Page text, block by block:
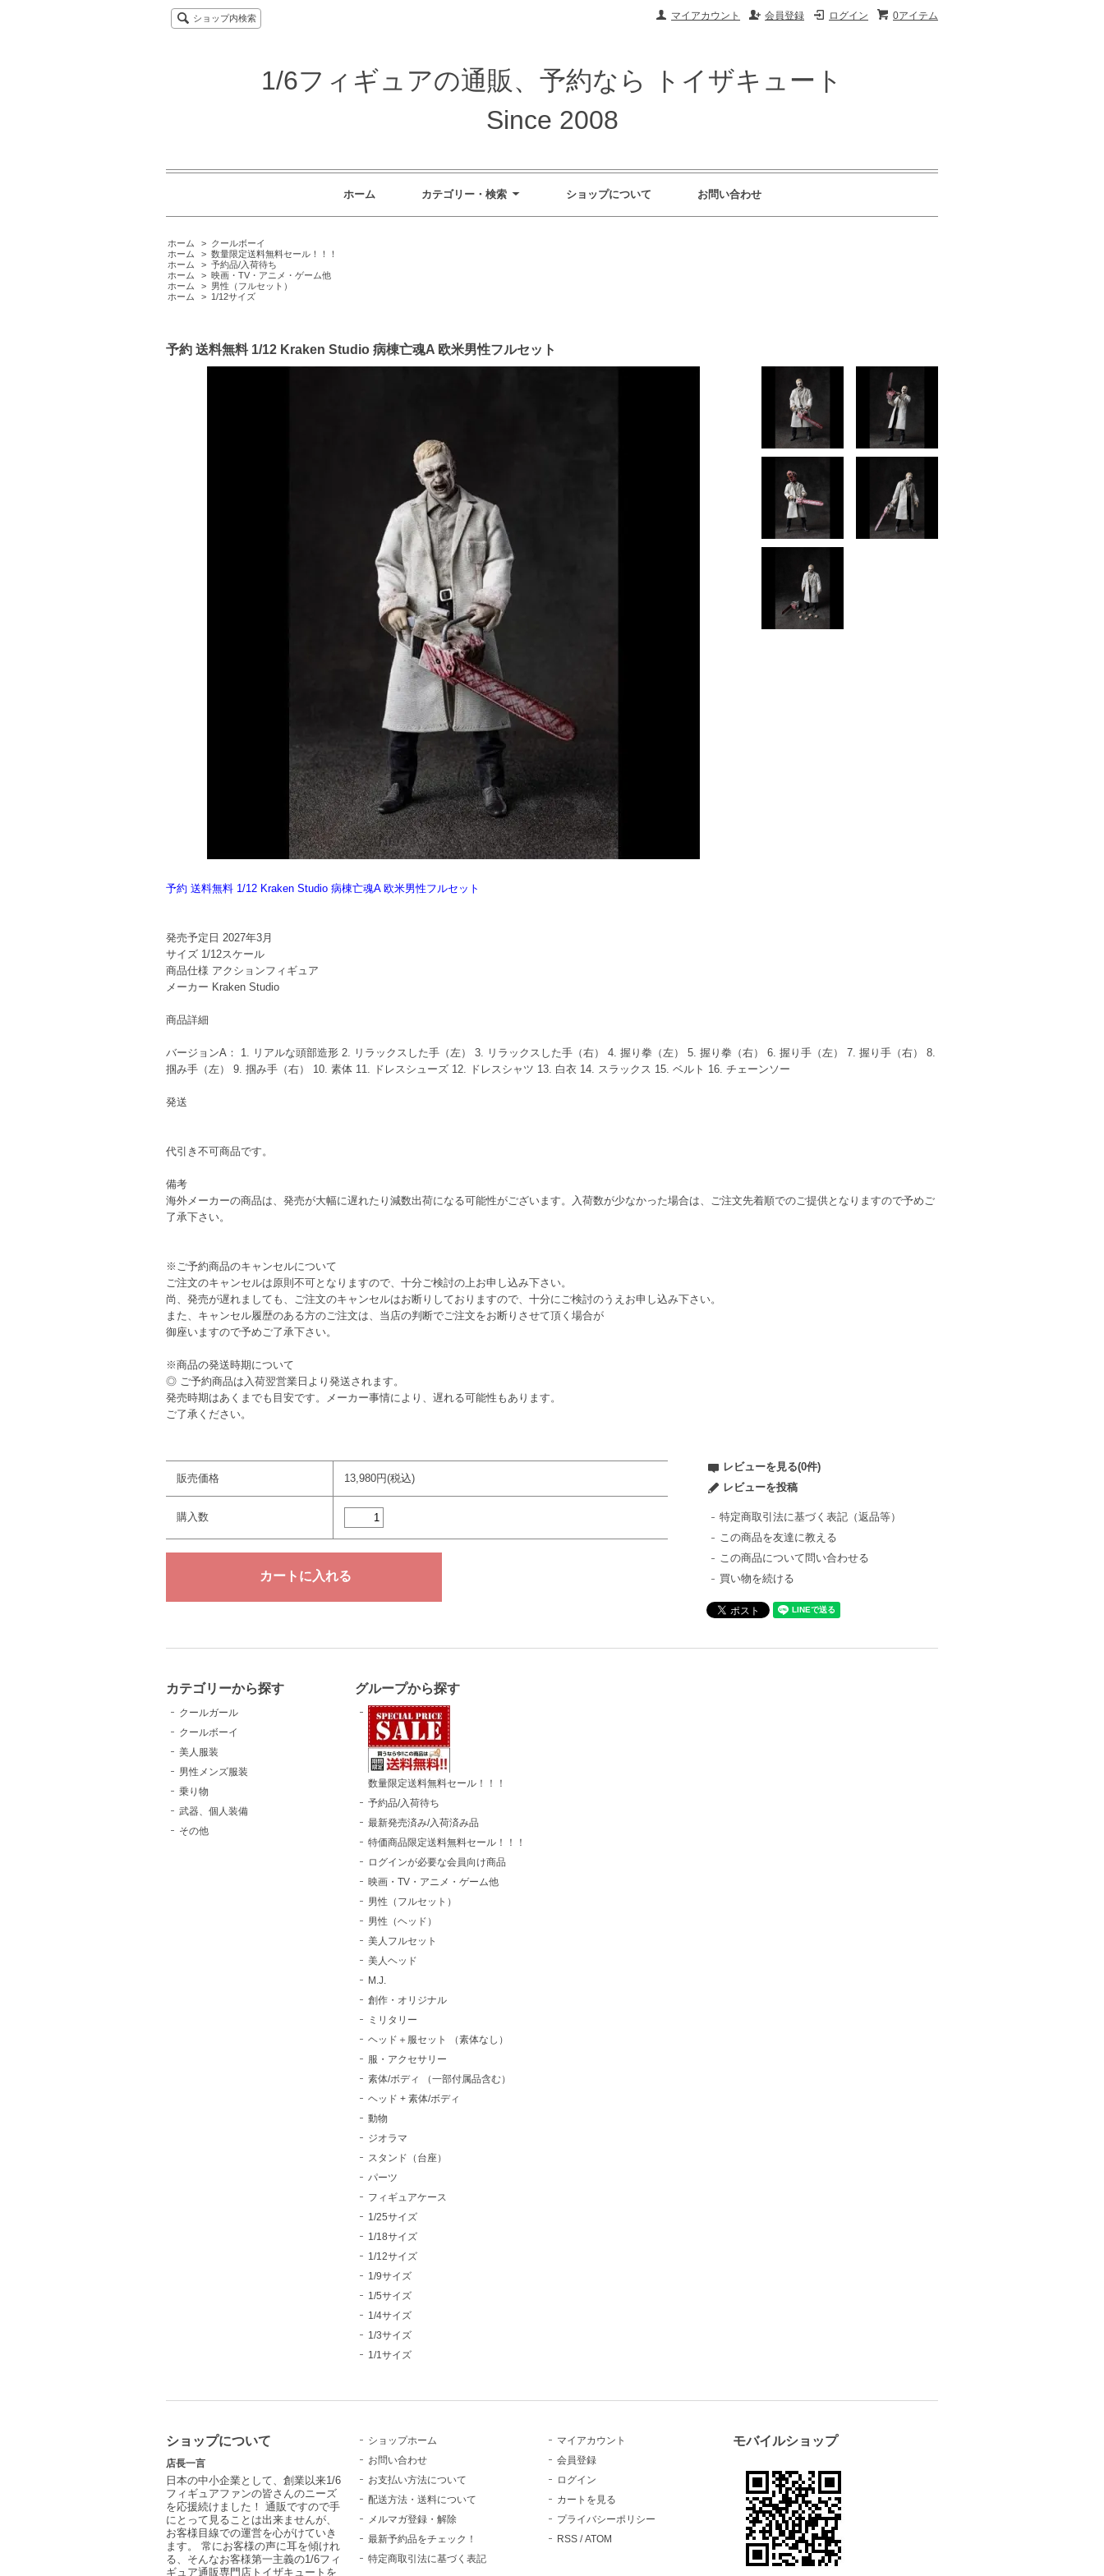
0アイテム
ログイン
会員登録
マイアカウント
ショップ内検索
1/6フィギュアの通販、予約なら トイザキュート
Since 2008
ホーム カテゴリー・検索 ショップについて お問い合わせ
ホーム > クールボーイ
ホーム
> 数量限定送料無料セール！！！
ホーム
> 予約品/入荷待ち
ホーム
> 映画・TV・アニメ・ゲーム他
ホーム
> 男性（フルセット）
ホーム
> 1/12サイズ
予約 送料無料 1/12 Kraken Studio 病棟亡魂A 欧米男性フルセット
予約 送料無料 1/12 Kraken Studio 病棟亡魂A 欧米男性フルセット
発売予定日 2027年3月
サイズ 1/12スケール
商品仕様 アクションフィギュア
メーカー Kraken Studio
商品詳細
バージョンA： 1. リアルな頭部造形 2. リラックスした手（左） 3. リラックスした手（右） 4. 握り拳（左） 5. 握り拳（右） 6. 握り手（左） 7. 握り手（右） 8.
掴み手（左） 9. 掴み手（右） 10. 素体 11. ドレスシューズ 12. ドレスシャツ 13. 白衣 14. スラックス 15. ベルト 16. チェーンソー
発送
代引き不可商品です。
備考
海外メーカーの商品は、発売が大幅に遅れたり減数出荷になる可能性がございます。入荷数が少なかった場合は、ご注文先着順でのご提供となりますので予めご
了承下さい。
※ご予約商品のキャンセルについて
ご注文のキャンセルは原則不可となりますので、十分ご検討の上お申し込み下さい。
尚、発売が遅れましても、ご注文のキャンセルはお断りしておりますので、十分にご検討のうえお申し込み下さい。
また、キャンセル履歴のある方のご注文は、当店の判断でご注文をお断りさせて頂く場合が
御座いますので予めご了承下さい。
※商品の発送時期について
◎ ご予約商品は入荷翌営業日より発送されます。
発売時期はあくまでも目安です。メーカー事情により、遅れる可能性もあります。
ご了承ください。
販売価格 13,980円(税込)
購入数
レビューを見る(0件)
レビューを投稿
特定商取引法に基づく表記（返品等）
この商品を友達に教える
この商品について問い合わせる
買い物を続ける
カテゴリーから探す
クールガール
クールボーイ
美人服装
男性メンズ服装
乗り物
武器、個人装備
その他
グループから探す
数量限定送料無料セール！！！
予約品/入荷待ち
最新発売済み/入荷済み品
特価商品限定送料無料セール！！！
ログインが必要な会員向け商品
映画・TV・アニメ・ゲーム他
男性（フルセット）
男性（ヘッド）
美人フルセット
美人ヘッド
M.J.
創作・オリジナル
ミリタリー
ヘッド＋服セット （素体なし）
服・アクセサリー
素体/ボディ （一部付属品含む）
ヘッド + 素体/ボディ
動物
ジオラマ
スタンド（台座）
パーツ
フィギュアケース
1/25サイズ
1/18サイズ
1/12サイズ
1/9サイズ
1/5サイズ
1/4サイズ
1/3サイズ
1/1サイズ
ショップについて
店長一言
日本の中小企業として、創業以来1/6
フィギュアファンの皆さんのニーズ
を応援続けました！ 通販ですので手
にとって見ることは出来ませんが、
お客様目線での運営を心がけていき
ます。 常にお客様の声に耳を傾けれ
る、そんなお客様第一主義の1/6フィ
ギュア通販専門店トイザキュートを
ショップホーム
お問い合わせ
お支払い方法について
配送方法・送料について
メルマガ登録・解除
最新予約品をチェック！
特定商取引法に基づく表記
マイアカウント
会員登録
ログイン
カートを見る
プライバシーポリシー
RSS /ATOM
モバイルショップ